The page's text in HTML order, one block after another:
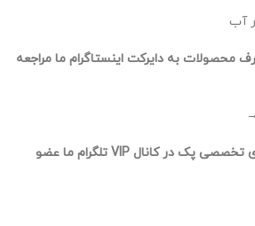
آب
به دایرکت اینستاگرام ما مراجعه
→
جهت دریافت برنامه کودی تخصصی پک در کانال VIP تلگرام ما عضو